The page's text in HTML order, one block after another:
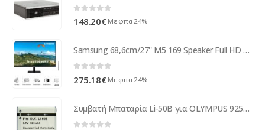
148.20€ Με φπα 24%
Samsung 68,6cm/27'' M5 169 Speaker Full HD Black LS27AM500NUXEN
275.18€ Με φπα 24%
Συμβατή Μπαταρία Li-50B για OLYMPUS 925mAh